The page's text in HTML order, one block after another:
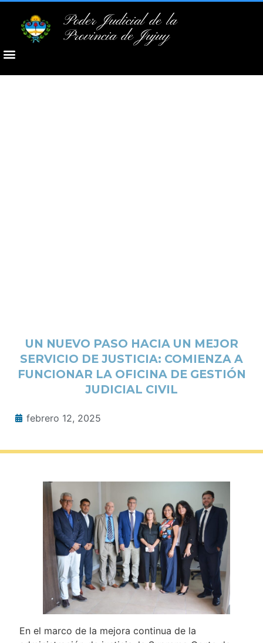
Poder Judicial de la
Provincia de Jujuy
UN NUEVO PASO HACIA UN MEJOR
SERVICIO DE JUSTICIA: COMIENZA A
FUNCIONAR LA OFICINA DE GESTIÓN
JUDICIAL CIVIL
febrero 12, 2025
En el marco de la mejora continua de la